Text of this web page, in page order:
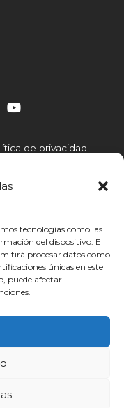
tecnologías como las
del dispositivo. El
procesar datos como
únicas en este
puede afectar
Y
o
u de privacidad
de denuncias